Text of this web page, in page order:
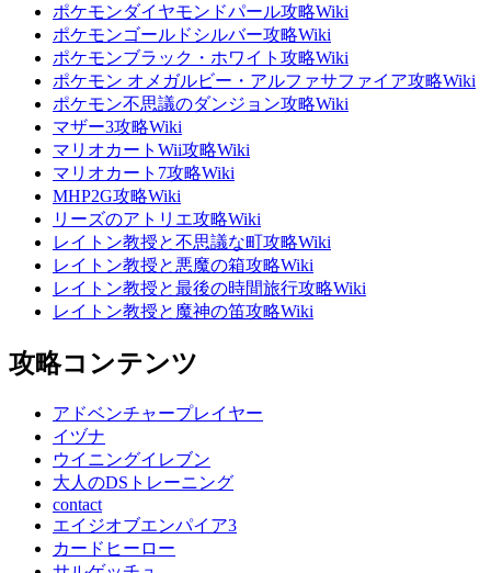
ポケモンダイヤモンドパール攻略Wiki
ポケモンゴールドシルバー攻略Wiki
ポケモンブラック・ホワイト攻略Wiki
ポケモン オメガルビー・アルファサファイア攻略Wiki
ポケモン不思議のダンジョン攻略Wiki
マザー3攻略Wiki
マリオカートWii攻略Wiki
マリオカート7攻略Wiki
MHP2G攻略Wiki
リーズのアトリエ攻略Wiki
レイトン教授と不思議な町攻略Wiki
レイトン教授と悪魔の箱攻略Wiki
レイトン教授と最後の時間旅行攻略Wiki
レイトン教授と魔神の笛攻略Wiki
攻略コンテンツ
アドベンチャープレイヤー
イヅナ
ウイニングイレブン
大人のDSトレーニング
contact
エイジオブエンパイア3
カードヒーロー